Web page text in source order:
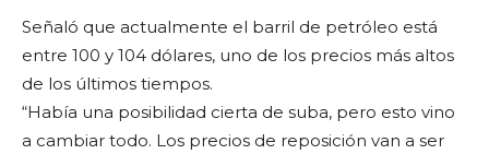
Señaló que actualmente el barril de petróleo está
entre 100 y 104 dólares, uno de los precios más altos
de los últimos tiempos.
“Había una posibilidad cierta de suba, pero esto vino
a cambiar todo. Los precios de reposición van a ser